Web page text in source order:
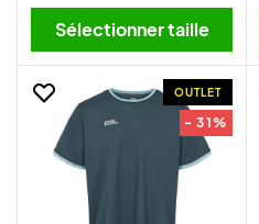
Sélectionner taille
OUTLET
- 31%